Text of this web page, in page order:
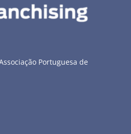
Portuguesa de